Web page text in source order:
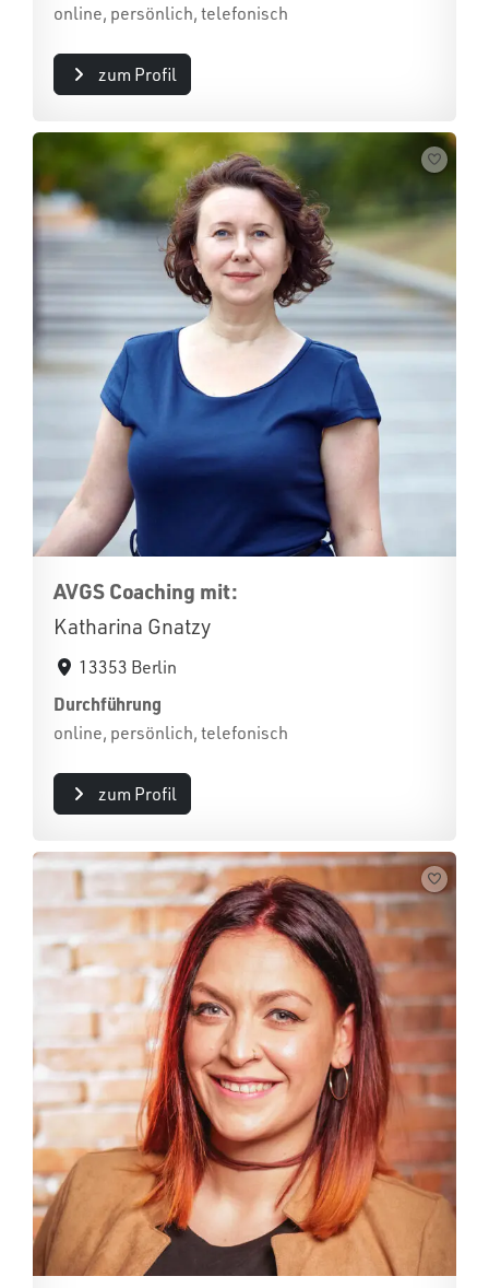
online, persönlich, telefonisch
zum Profil
AVGS Coaching mit:
Katharina Gnatzy
13353 Berlin
Durchführung
online, persönlich, telefonisch
zum Profil